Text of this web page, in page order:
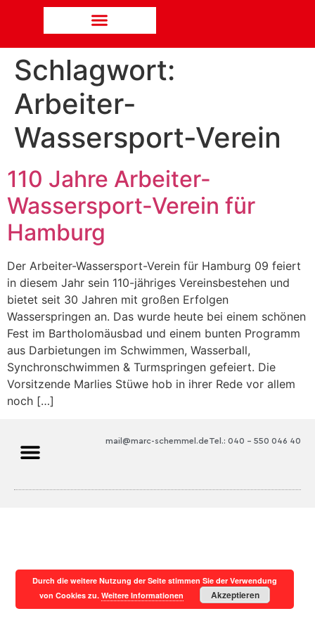
Schlagwort:
Arbeiter-
Wassersport-Verein
110 Jahre Arbeiter-
Wassersport-Verein für
Hamburg
Der Arbeiter-Wassersport-Verein für Hamburg 09 feiert
in diesem Jahr sein 110-jähriges Vereinsbestehen und
bietet seit 30 Jahren mit großen Erfolgen
Wasserspringen an. Das wurde heute bei einem schönen
Fest im Bartholomäusbad und einem bunten Programm
aus Darbietungen im Schwimmen, Wasserball,
Synchronschwimmen & Turmspringen gefeiert. Die
Vorsitzende Marlies Stüwe hob in ihrer Rede vor allem
noch […]
Tel.: 040 – 550 046 40
mail@marc-schemmel.de
Durch die weitere Nutzung der Seite stimmen Sie der Verwendung
von Cookies zu.Weitere Informationen Akzeptieren